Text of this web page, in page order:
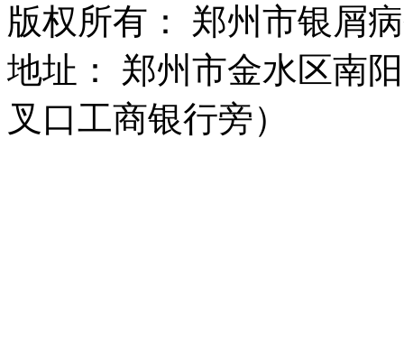
版权所有： 郑州市银屑
地址： 郑州市金水区南
叉口工商银行旁）